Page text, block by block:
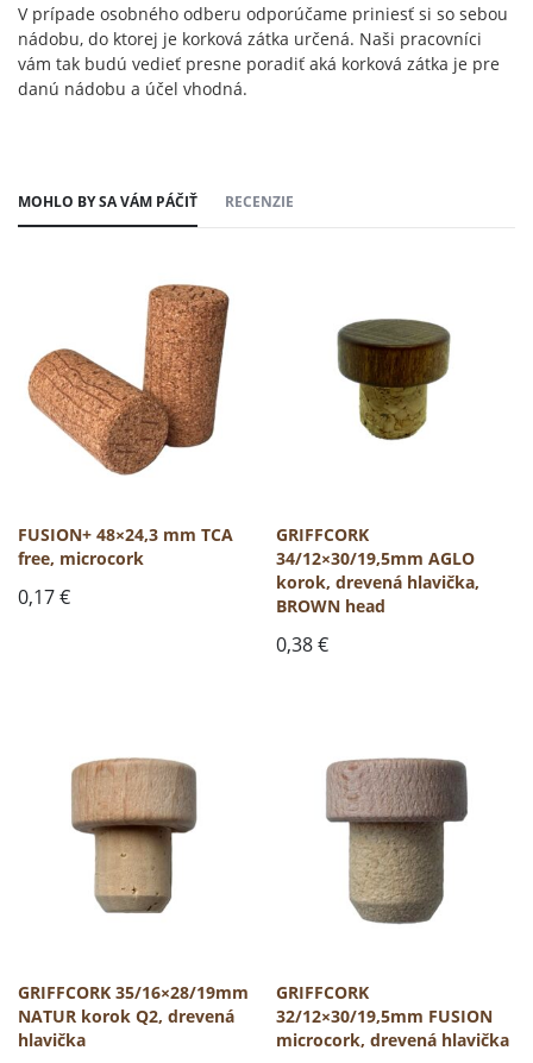
V prípade osobného odberu odporúčame priniesť si so sebou
nádobu, do ktorej je korková zátka určená. Naši pracovníci
vám tak budú vedieť presne poradiť aká korková zátka je pre
danú nádobu a účel vhodná.
MOHLO BY SA VÁM PÁČIŤ RECENZIE
FUSION+ 48×24,3 mm TCA
free, microcork
0,17€
GRIFFCORK
34/12×30/19,5mm AGLO
korok, drevená hlavička,
BROWN head
0,38€
GRIFFCORK 35/16×28/19mm
NATUR korok Q2, drevená
hlavička
GRIFFCORK
32/12×30/19,5mm FUSION
microcork, drevená hlavička